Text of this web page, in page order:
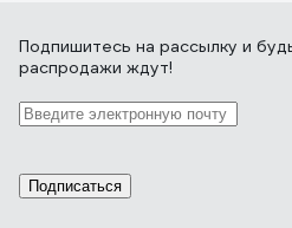
DAEWOO DW-TM12kVA
Константин Николаевич Л.
аккуратный внешний вид,
Подпишитесь на рассылку и
распродажи ждут!
Подписаться